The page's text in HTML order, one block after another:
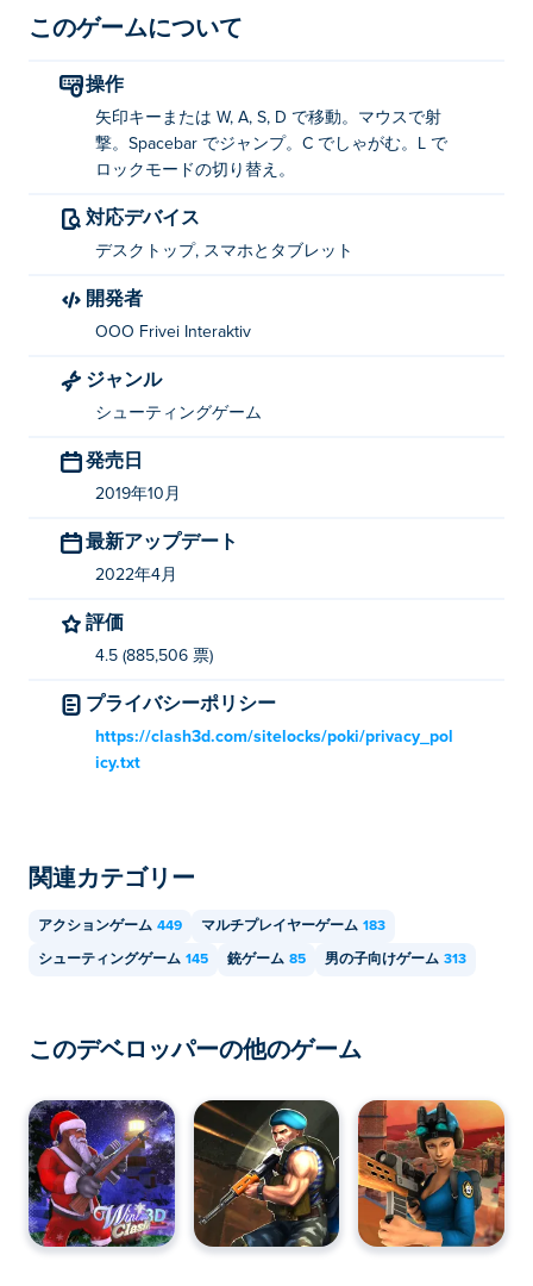
このゲームについて
操作
矢印キーまたは W, A, S, D で移動。マウスで射
撃。Spacebar でジャンプ。C でしゃがむ。L で
ロックモードの切り替え。
対応デバイス
デスクトップ, スマホとタブレット
開発者
OOO Frivei Interaktiv
ジャンル
シューティングゲーム
発売日
2019年10月
最新アップデート
2022年4月
評価
4.5 (885,506 票)
プライバシーポリシー
https://clash3d.com/sitelocks/poki/privacy_pol
icy.txt
関連カテゴリー
アクションゲーム 449 マルチプレイヤーゲーム 183
シューティングゲーム 145 銃ゲーム 85 男の子向けゲーム 313
このデベロッパーの他のゲーム